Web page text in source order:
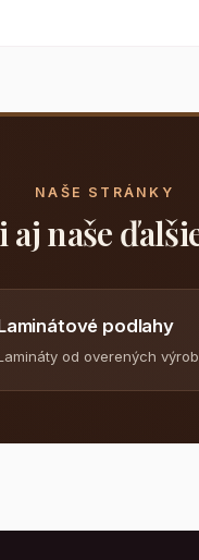
NAŠE STRÁNKY
aj naše
podlahy
od overených